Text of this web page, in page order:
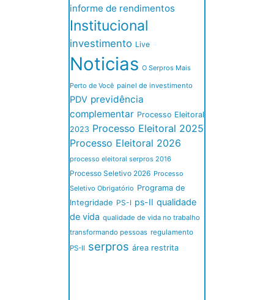
informe de rendimentos
Institucional
investimento Live
Noticias O Serpros Mais
Perto de Você painel de investimento
PDV previdência
complementar Processo Eleitoral
2023 Processo Eleitoral 2025
Processo Eleitoral 2026
processo eleitoral serpros 2016
Processo Seletivo 2026 Processo
Seletivo Obrigatório Programa de
Integridade PS-I ps-II qualidade
de vida qualidade de vida no trabalho
transformando pessoas regulamento
PS-II serpros área restrita